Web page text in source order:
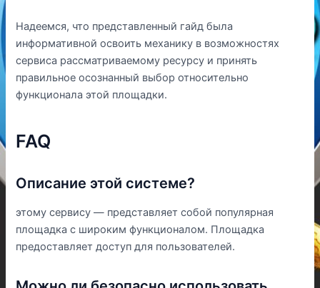
Надеемся, что представленный гайд была
информативной освоить механику в возможностях
сервиса рассматриваемому ресурсу и принять
правильное осознанный выбор относительно
функционала этой площадки.
FAQ
Описание этой системе?
этому сервису — представляет собой популярная
площадка с широким функционалом. Площадка
предоставляет доступ для пользователей.